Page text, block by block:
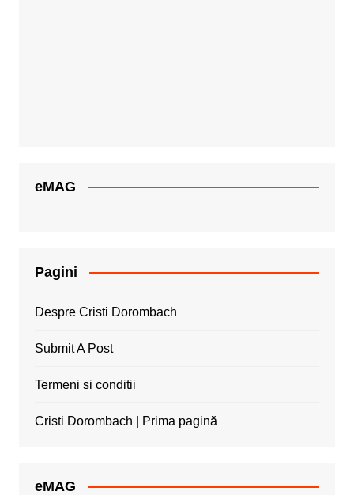
eMAG
Pagini
Despre Cristi Dorombach
Submit A Post
Termeni si conditii
Cristi Dorombach | Prima pagină
eMAG